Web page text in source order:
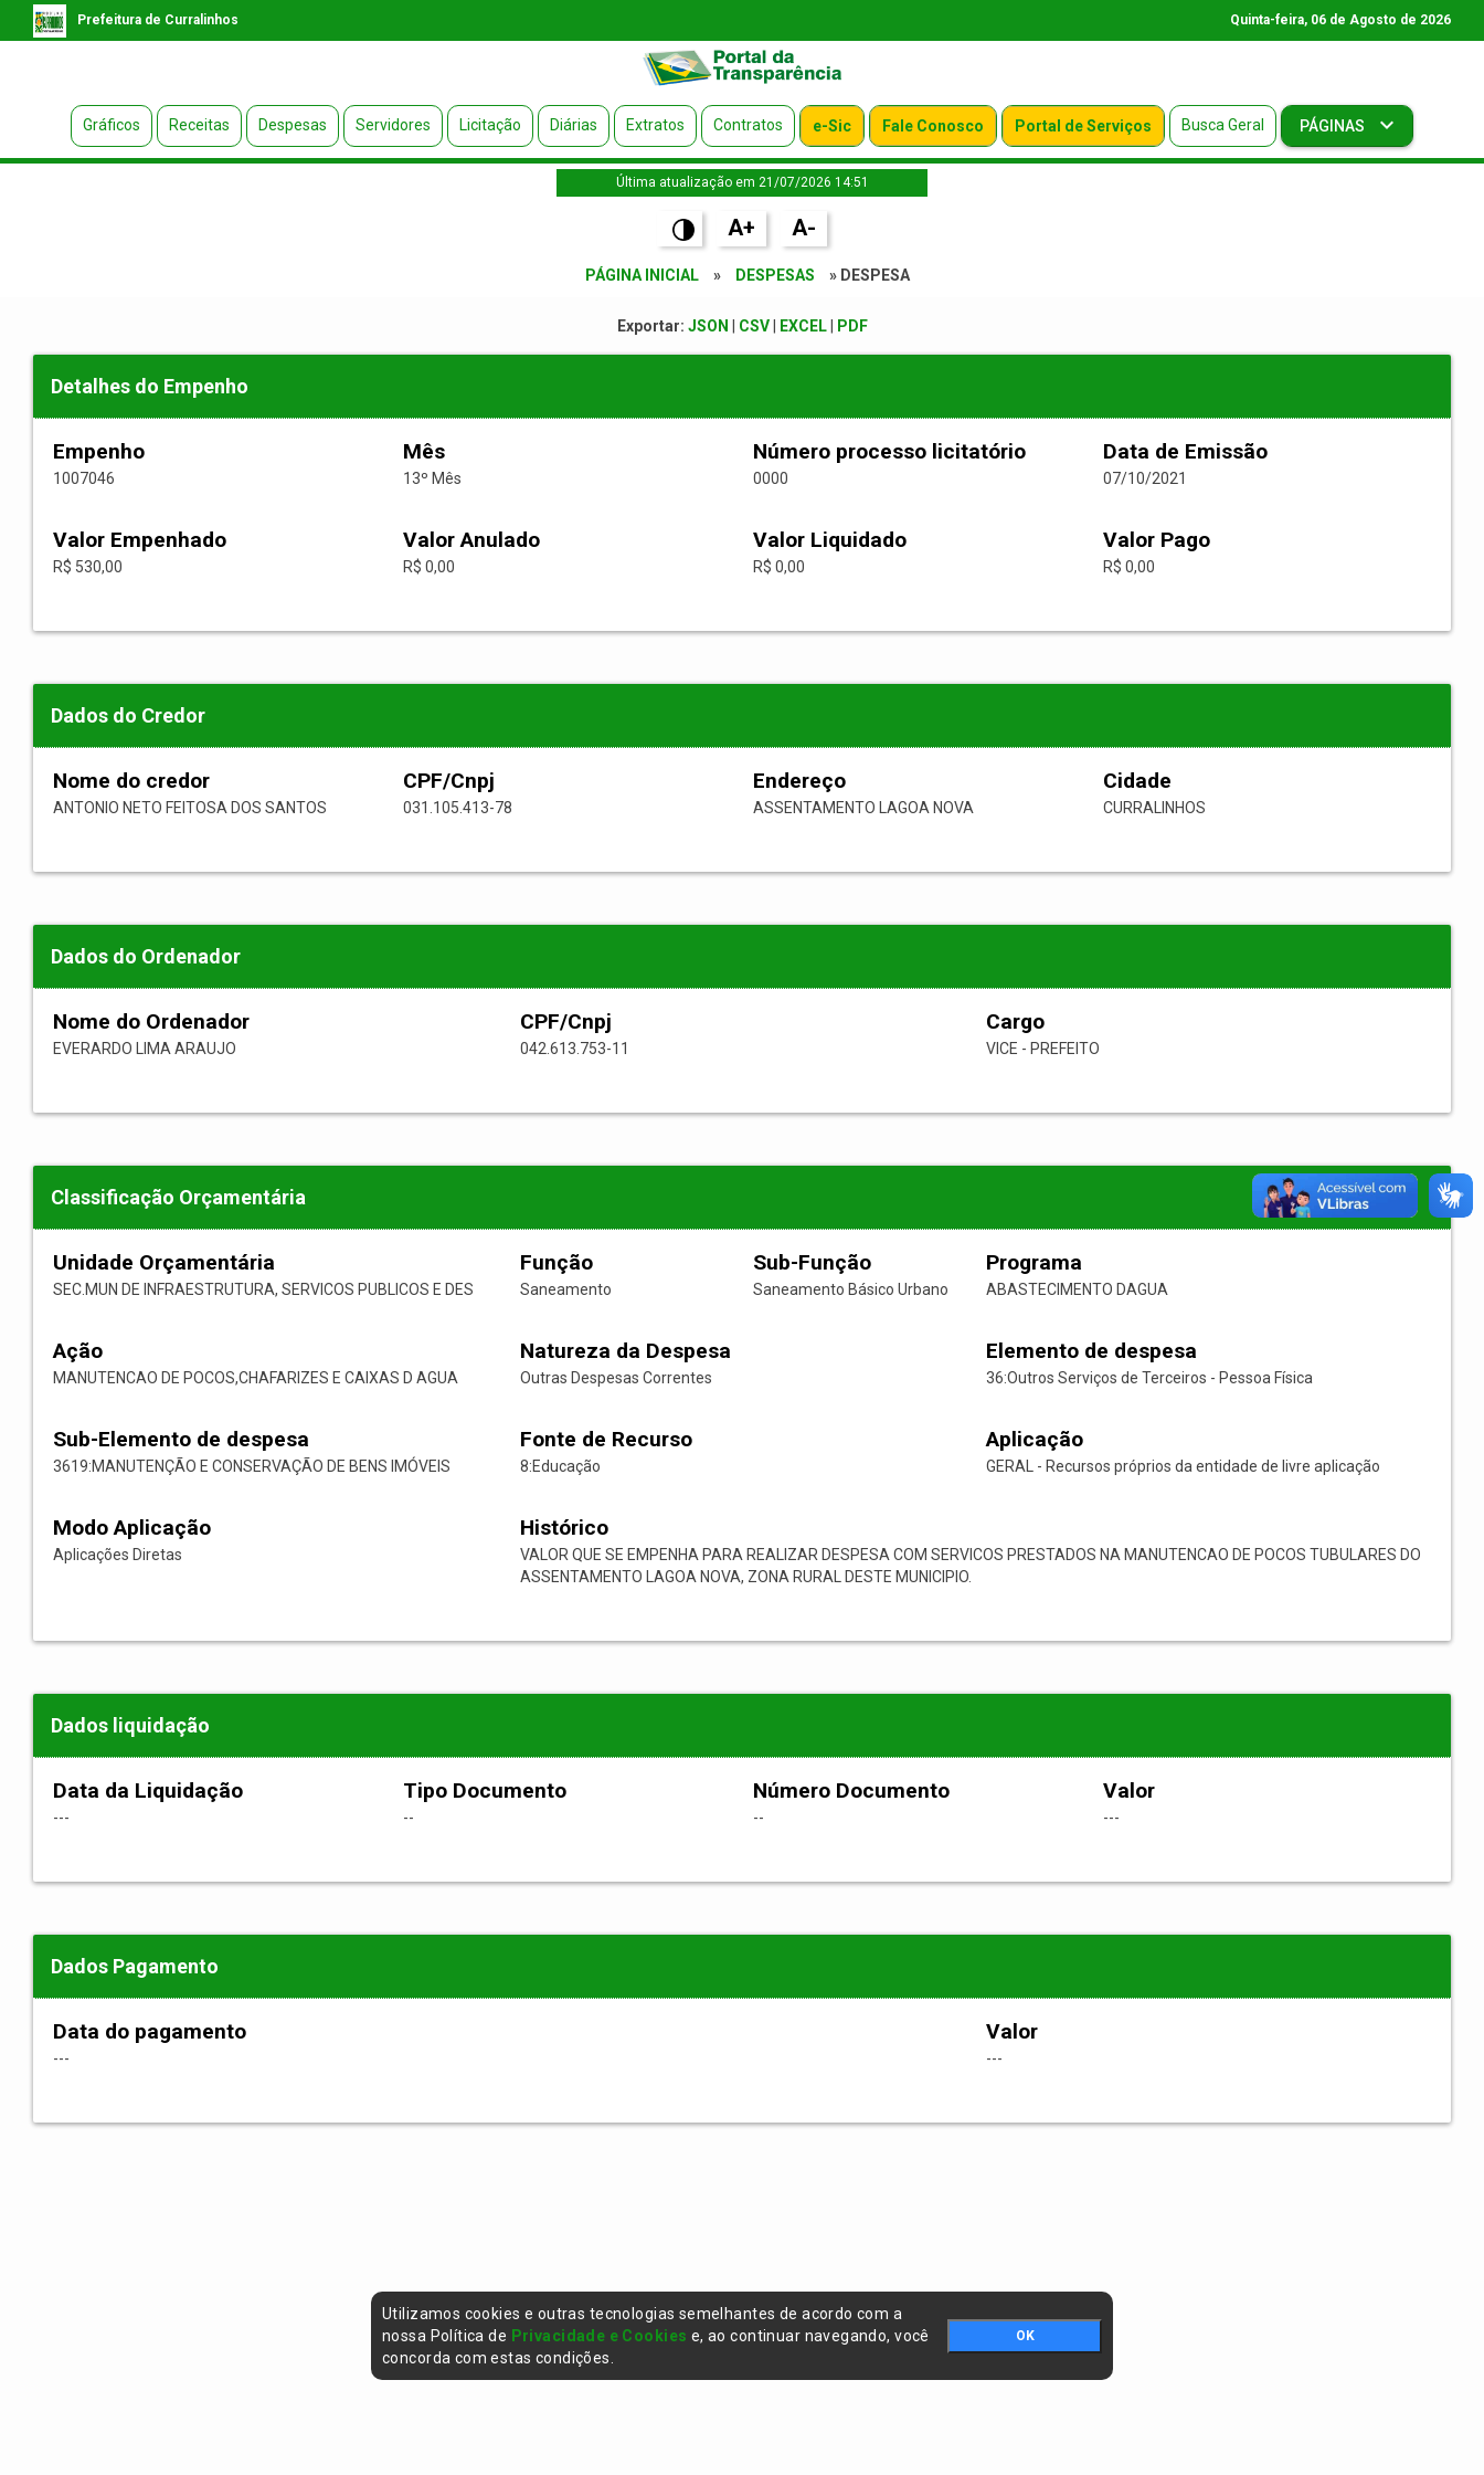
Prefeitura de Curralinhos Quinta-feira, 06 de Agosto de 2026
Gráficos Receitas Despesas Servidores Licitação Diárias Extratos Contratos e-Sic Fale Conosco Portal de Serviços Busca Geral PÁGINAS
Última atualização em 21/07/2026 14:51
A+ A-
PÁGINA INICIAL » DESPESAS » DESPESA
Exportar: JSON CSV| EXCEL| PDF
Detalhes do Empenho
Empenho
1007046
Mês
13º Mês
Número processo licitatório
0000
Data de Emissão
07/10/2021
Valor Empenhado
R$ 530,00
Valor Anulado
R$ 0,00
Valor Liquidado
R$ 0,00
Valor Pago
R$ 0,00
Dados do Credor
Nome do credor
ANTONIO NETO FEITOSA DOS SANTOS
CPF/Cnpj
031.105.413-78
Endereço
ASSENTAMENTO LAGOA NOVA
Cidade
CURRALINHOS
Dados do Ordenador
Nome do Ordenador
EVERARDO LIMA ARAUJO
CPF/Cnpj
042.613.753-11
Cargo
VICE - PREFEITO
Classificação Orçamentária
Unidade Orçamentária
SEC.MUN DE INFRAESTRUTURA, SERVICOS PUBLICOS E DES
Função
Saneamento
Sub-Função
Saneamento Básico Urbano
Programa
ABASTECIMENTO DAGUA
Ação
MANUTENCAO DE POCOS,CHAFARIZES E CAIXAS D AGUA
Natureza da Despesa
Outras Despesas Correntes
Elemento de despesa
36:Outros Serviços de Terceiros - Pessoa Física
Sub-Elemento de despesa
3619:MANUTENÇÃO E CONSERVAÇÃO DE BENS IMÓVEIS
Fonte de Recurso
8:Educação
Aplicação
GERAL - Recursos próprios da entidade de livre aplicação
Modo Aplicação
Aplicações Diretas
Histórico
VALOR QUE SE EMPENHA PARA REALIZAR DESPESA COM SERVICOS PRESTADOS NA MANUTENCAO DE POCOS TUBULARES DO
ASSENTAMENTO LAGOA NOVA, ZONA RURAL DESTE MUNICIPIO.
Dados liquidação
Data da Liquidação
---
Tipo Documento
--
Número Documento
--
Valor
---
Dados Pagamento
Data do pagamento
---
Valor
---
Utilizamos cookies e outras tecnologias semelhantes de acordo com a
nossa Política de Privacidade e Cookies e, ao continuar navegando, você
concorda com estas condições.
OK